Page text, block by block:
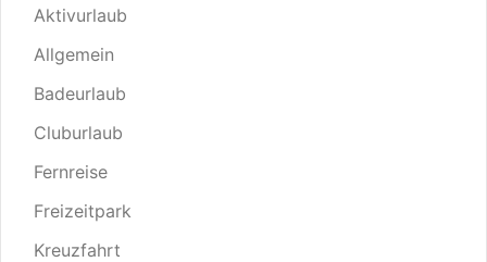
Aktivurlaub
Allgemein
Badeurlaub
Cluburlaub
Fernreise
Freizeitpark
Kreuzfahrt